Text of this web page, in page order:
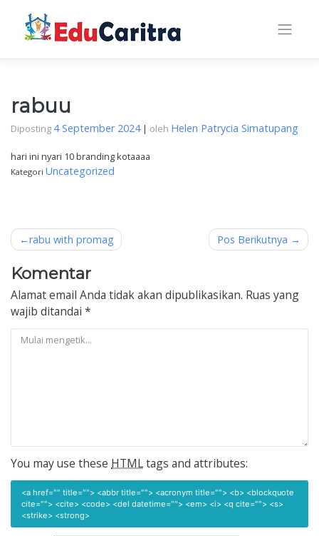
content
rabuu
Diposting 4 September 2024| oleh Helen Patrycia Simatupang
hari ini nyari 10 branding kotaaaa
Kategori Uncategorized
Navigasi
rabu with promag Pos Berikutnya
Komentar
Alamat email Anda tidak akan dipublikasikan. Ruas yang
wajib ditandai *
You may use these HTMLtags and attributes:
<a href="" title=""> <abbr title=""> <acronym title=""> <b> <blockquote
cite=""> <cite> <code> <del datetime=""> <em> <i> <q cite=""> <s>
<strike> <strong>